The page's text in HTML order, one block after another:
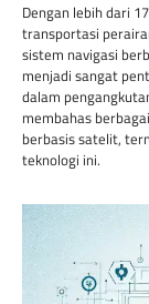
Dengan lebih dari
transportasi
sistem navigasi
menjadi sangat
dalam
membahas
berbasis satelit,
teknologi ini.